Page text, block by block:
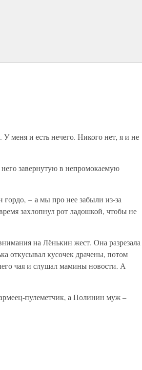
меня и есть нечего. Никого нет, я и не
завернутую в непромокаемую
гордо, – а мы про нее забыли из-за
захлопнул рот ладошкой, чтобы не
на Лёнькин жест. Она разрезала
откусывал кусочек драчены, потом
чая и слушал мамины новости. А
пулеметчик, а Полинин муж –